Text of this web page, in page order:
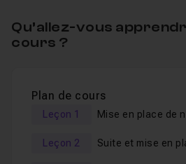
notions :
Utiliser le tracé automatique à
Qu’allez-vous
cours ?
Plan de cours
Leçon 1 Mise en place de
Leçon 2